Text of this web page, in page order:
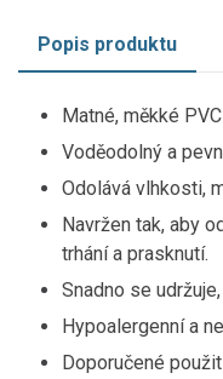
Popis produktu
Matné, měkké
Voděodolný a
Odolává vlhkosti,
Navržen tak, aby
trhání a prasknutí.
Snadno se
Hypoalergenní a
Doporučené